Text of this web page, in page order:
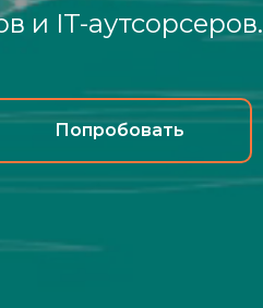
и IT-аутсорсеров.
Попробовать